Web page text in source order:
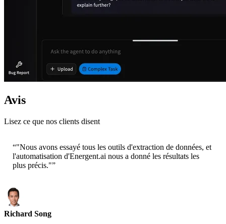
Avis
Lisez ce que nos clients disent
“"Nous avons essayé tous les outils d'extraction de données, et
l'automatisation d'Energent.ai nous a donné les résultats les
plus précis."”
Richard Song